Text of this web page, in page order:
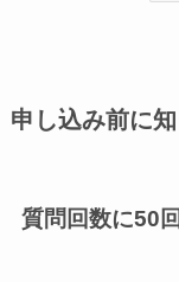
申し込み前に
質問回数に50